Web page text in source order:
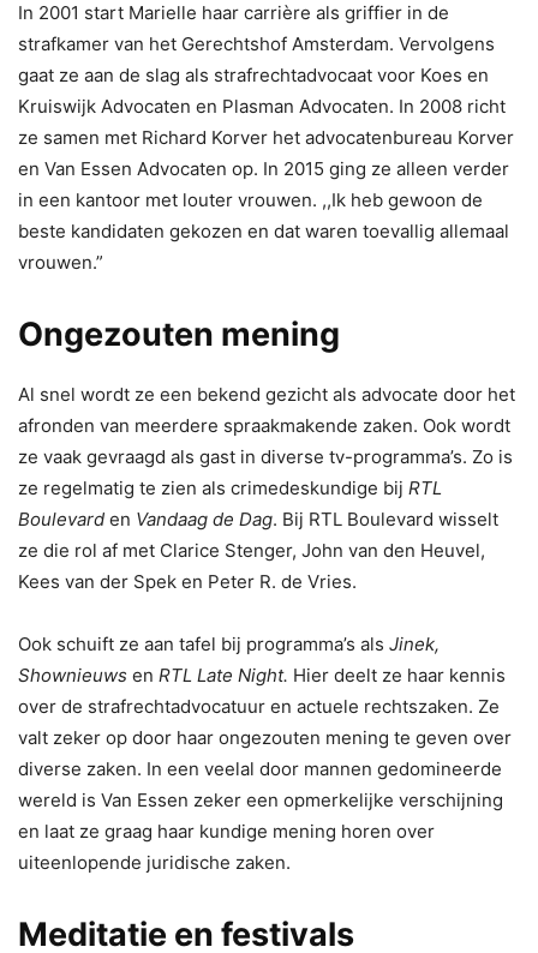
In 2001 start Marielle haar carrière als griffier in de
strafkamer van het Gerechtshof Amsterdam. Vervolgens
gaat ze aan de slag als strafrechtadvocaat voor Koes en
Kruiswijk Advocaten en Plasman Advocaten. In 2008 richt
ze samen met Richard Korver het advocatenbureau Korver
en Van Essen Advocaten op. In 2015 ging ze alleen verder
in een kantoor met louter vrouwen. ,,Ik heb gewoon de
beste kandidaten gekozen en dat waren toevallig allemaal
vrouwen.”
Ongezouten mening
Al snel wordt ze een bekend gezicht als advocate door het
afronden van meerdere spraakmakende zaken. Ook wordt
ze vaak gevraagd als gast in diverse tv-programma’s. Zo is
ze regelmatig te zien als crimedeskundige bij RTL
Boulevard en Vandaag de Dag. Bij RTL Boulevard wisselt
ze die rol af met Clarice Stenger, John van den Heuvel,
Kees van der Spek en Peter R. de Vries.
Ook schuift ze aan tafel bij programma’s als Jinek,
Shownieuws en RTL Late Night. Hier deelt ze haar kennis
over de strafrechtadvocatuur en actuele rechtszaken. Ze
valt zeker op door haar ongezouten mening te geven over
diverse zaken. In een veelal door mannen gedomineerde
wereld is Van Essen zeker een opmerkelijke verschijning
en laat ze graag haar kundige mening horen over
uiteenlopende juridische zaken.
Meditatie en festivals